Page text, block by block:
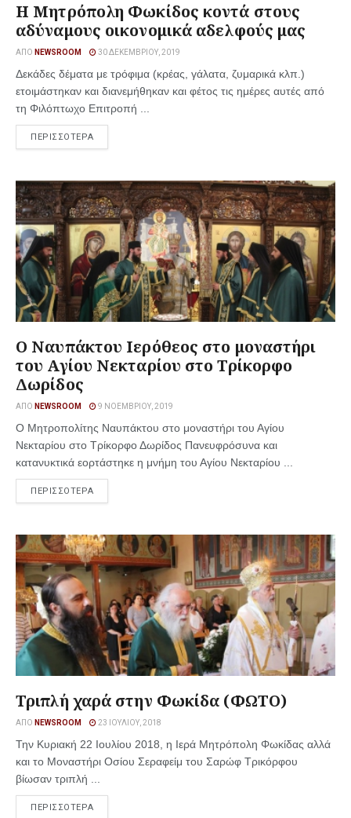
Η Μητρόπολη Φωκίδος κοντά στους
αδύναμους οικονομικά αδελφούς μας
ΑΠΌ NEWSROOM 30 ΔΕΚΕΜΒΡΊΟΥ, 2019
Δεκάδες δέματα με τρόφιμα (κρέας, γάλατα, ζυμαρικά κλπ.)
ετοιμάστηκαν και διανεμήθηκαν και φέτος τις ημέρες αυτές από
τη Φιλόπτωχο Επιτροπή ...
ΠΕΡΙΣΣΟΤΕΡΑ
O Ναυπάκτου Ιερόθεος στο μοναστήρι
του Αγίου Νεκταρίου στο Τρίκορφο
Δωρίδος
ΑΠΌ NEWSROOM 9 ΝΟΕΜΒΡΊΟΥ, 2019
Ο Μητροπολίτης Ναυπάκτου στο μοναστήρι του Αγίου
Νεκταρίου στο Τρίκορφο Δωρίδος Πανευφρόσυνα και
κατανυκτικά εορτάστηκε η μνήμη του Αγίου Νεκταρίου ...
ΠΕΡΙΣΣΟΤΕΡΑ
Τριπλή χαρά στην Φωκίδα (ΦΩΤΟ)
ΑΠΌ NEWSROOM 23 ΙΟΥΛΊΟΥ, 2018
Την Κυριακή 22 Ιουλίου 2018, η Ιερά Μητρόπολη Φωκίδας αλλά
και το Μοναστήρι Οσίου Σεραφείμ του Σαρώφ Τρικόρφου
βίωσαν τριπλή ...
ΠΕΡΙΣΣΟΤΕΡΑ